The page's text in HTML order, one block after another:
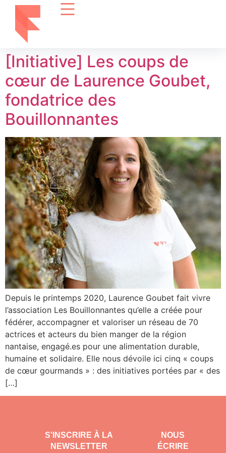
[Initiative] Les coups de
cœur de Laurence Goubet,
fondatrice des
Bouillonnantes
Depuis le printemps 2020, Laurence Goubet fait vivre
l’association Les Bouillonnantes qu’elle a créée pour
fédérer, accompagner et valoriser un réseau de 70
actrices et acteurs du bien manger de la région
nantaise, engagé.es pour une alimentation durable,
humaine et solidaire. Elle nous dévoile ici cinq « coups
de cœur gourmands » : des initiatives portées par « des
[…]
S'INSCRIRE À LA
NEWSLETTER
NOUS
ÉCRIRE